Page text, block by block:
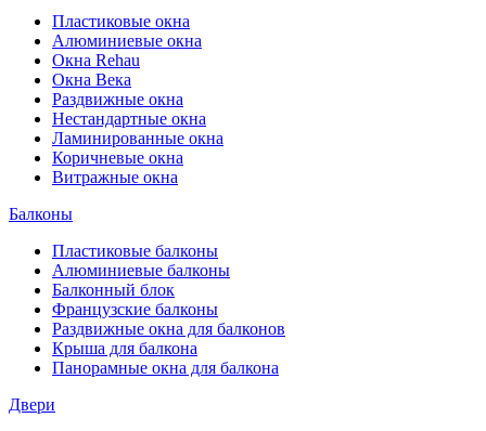
Пластиковые окна
Алюминиевые окна
Окна Rehau
Окна Века
Раздвижные окна
Нестандартные окна
Ламинированные окна
Коричневые окна
Витражные окна
Балконы
Пластиковые балконы
Алюминиевые балконы
Балконный блок
Французские балконы
Раздвижные окна для балконов
Крыша для балкона
Панорамные окна для балкона
Двери